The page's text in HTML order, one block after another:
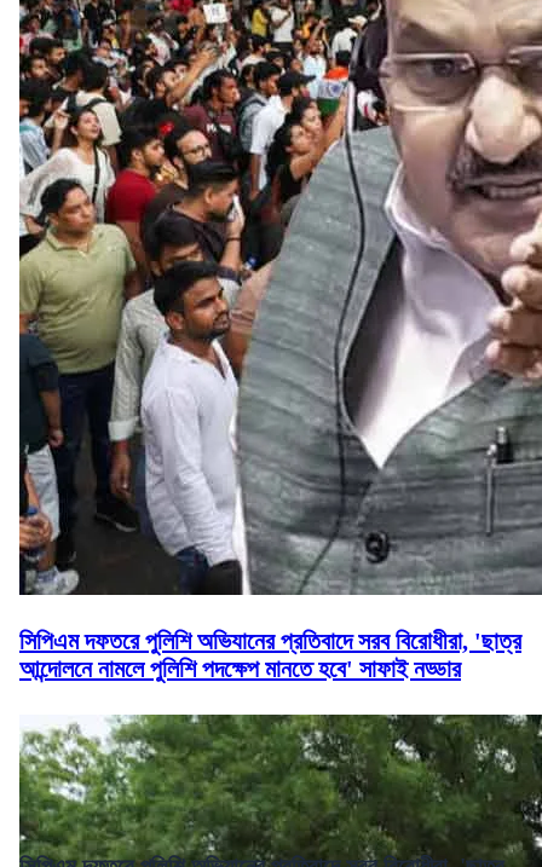
সিপিএম দফতরে পুলিশি অভিযানের প্রতিবাদে সরব বিরোধীরা, 'ছাত্র
আন্দোলনে নামলে পুলিশি পদক্ষেপ মানতে হবে' সাফাই নড্ডার